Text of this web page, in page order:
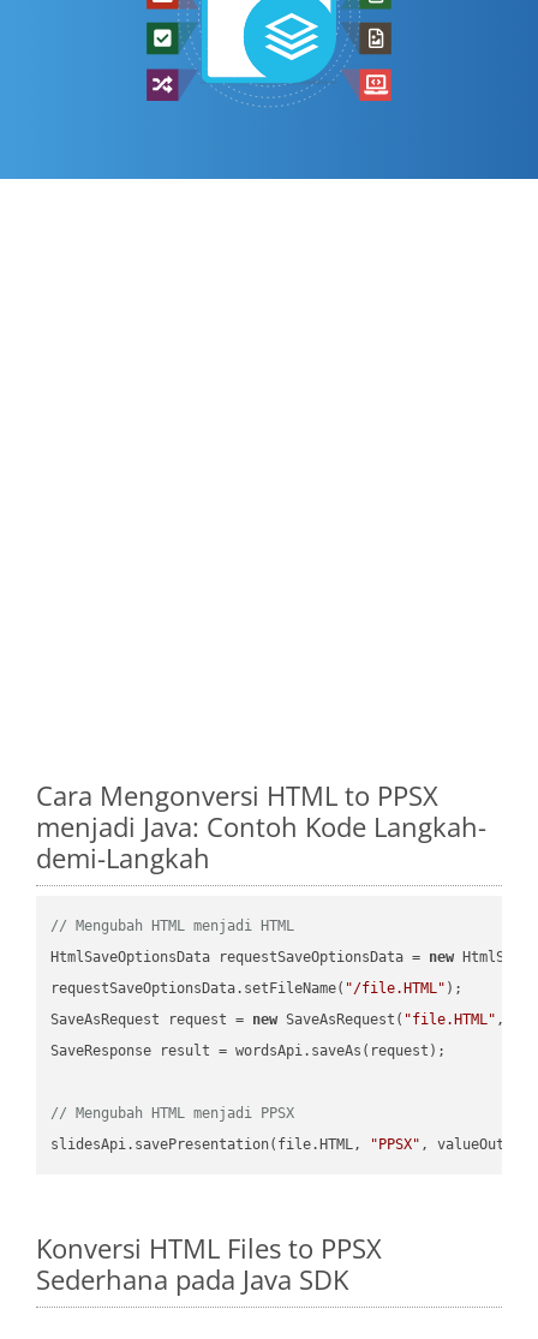
Cara Mengonversi HTML to PPSX
menjadi Java: Contoh Kode Langkah-
demi-Langkah
// Mengubah HTML menjadi HTML
HtmlSaveOptionsData requestSaveOptionsData = new
requestSaveOptionsData.setFileName( "/file.HTML" );
SaveAsRequest request = new SaveAsRequest( "file.HTML"
SaveResponse result = wordsApi.saveAs(request);
// Mengubah HTML menjadi PPSX
slidesApi.savePresentation(file.HTML,
"PPSX"
Konversi HTML Files to PPSX
Sederhana pada Java SDK